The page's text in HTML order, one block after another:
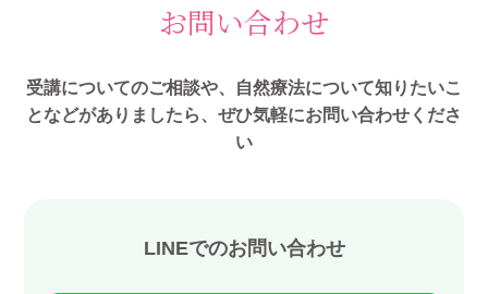
お問い合わせ
受講についてのご相談や、自然療法について知りたいこ
となどがありましたら、ぜひ気軽にお問い合わせくださ
い
LINEでのお問い合わせ